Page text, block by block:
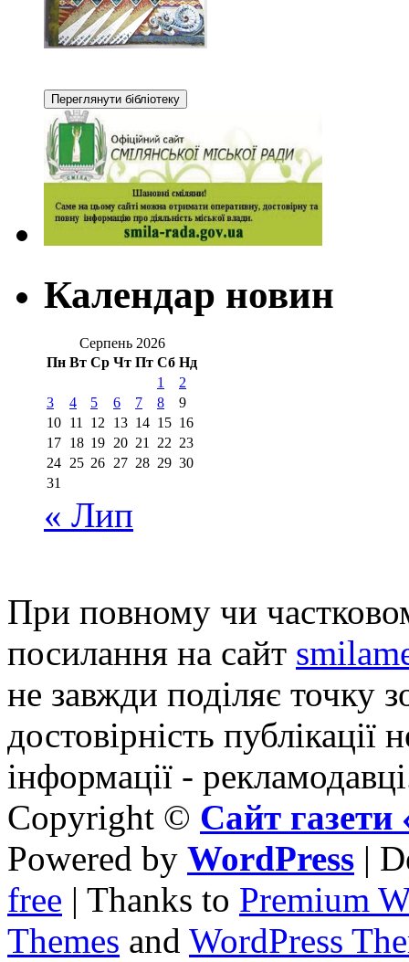
Календар новин
Серпень 2026
Пн Вт Ср Чт Пт Сб Нд
1
2
3
4 5 6 7 8
9
10 11 12 13 14 15 16
17 18 19 20 21 22 23
24 25 26 27 28 29 30
31
« Лип
При повному чи
посилання на сайт
не завжди поділяє точку
достовірність публікації
інформації -
Copyright © Сайт
Powered by WordPress |
free | Thanks to Premium
Themes and WordPress